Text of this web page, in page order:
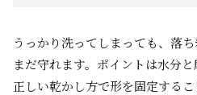
うっかり洗ってしまっても、落
まだ守れます。ポイントは水分
正しい乾かし方で形を固定する